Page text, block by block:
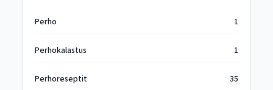
Perho 1
Perhokalastus 1
Perhoreseptit 35